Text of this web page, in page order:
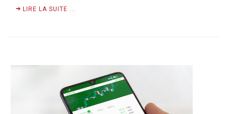
LIRE LA SUITE ...